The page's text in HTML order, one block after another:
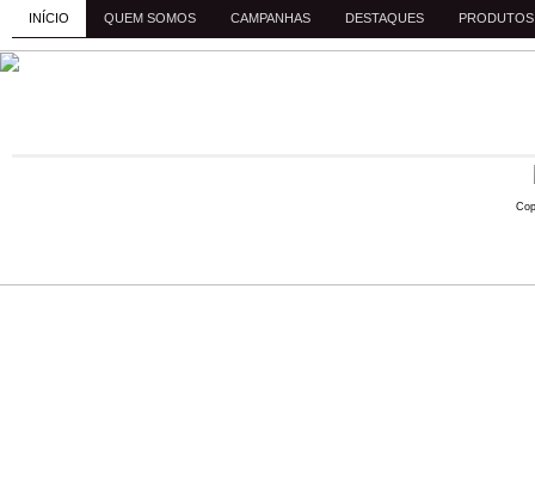
INÍCIO QUEM SOMOS CAMPANHAS DESTAQUES PRODUTOS